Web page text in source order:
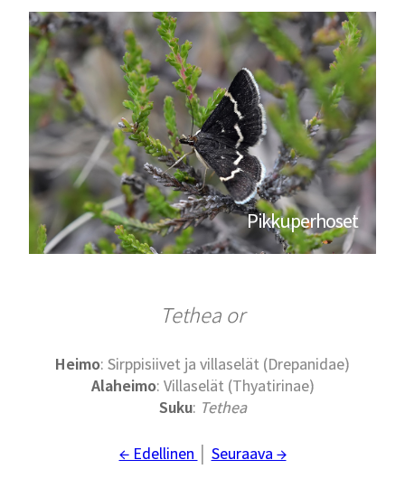
Pikkuperhoset
Tethea or
Heimo: Sirppisiivet ja villaselät (Drepanidae)
Alaheimo: Villaselät (Thyatirinae)
Suku: Tethea
← Edellinen Seuraava →